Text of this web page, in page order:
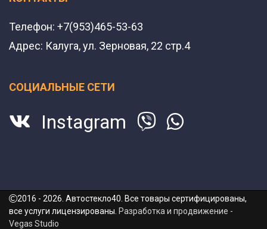
Телефон: +7(953)465-53-63
Адрес: Калуга, ул. Зерновая, 22 стр.4
СОЦИАЛЬНЫЕ СЕТИ
Instagram
2016 - 2026. Автостекло40. Все товары сертифицированы,
все услуги лицензированы. Разработка и продвижение -
Vegas Studio